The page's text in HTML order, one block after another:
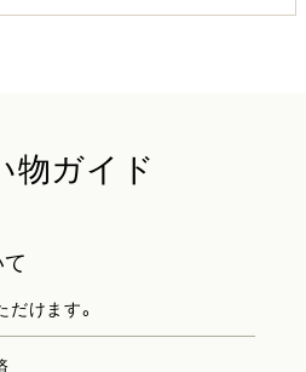
物ガイド
けます。